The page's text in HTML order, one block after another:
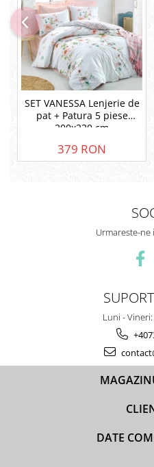
SET VANESSA Lenjerie de
pat + Patura 5 piese
200x220 cm
379 RON
Urmareste-ne
Luni -
DATE